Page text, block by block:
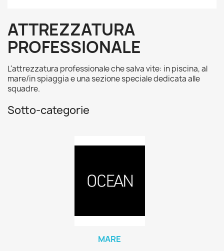
ATTREZZATURA
PROFESSIONALE
L'attrezzatura professionale che salva vite: in piscina, al
mare/in spiaggia e una sezione speciale dedicata alle
squadre.
Sotto-categorie
MARE